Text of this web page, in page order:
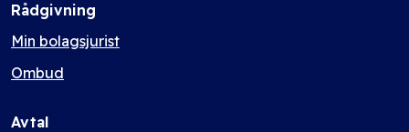
Rådgivning
Min bolagsjurist
Ombud
Avtal